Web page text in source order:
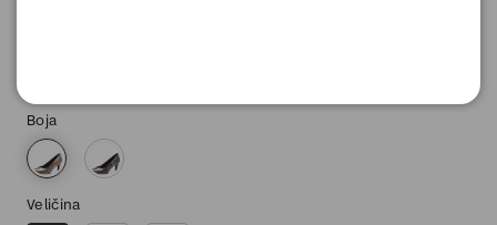
Boja
Veličina